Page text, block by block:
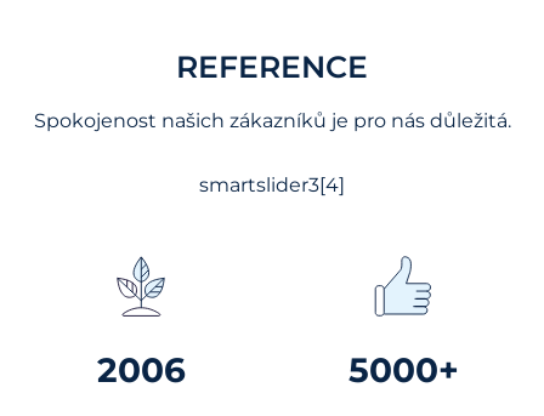
REFERENCE
Spokojenost našich zákazníků je pro nás důležitá.
smartslider3[4]
2006 5000+